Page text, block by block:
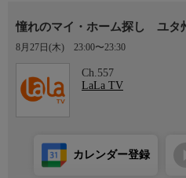
憧れのマイ・ホーム探し ユタ
8月27日(木) 23:00〜23:30
Ch.557
LaLa TV
カレンダー登録